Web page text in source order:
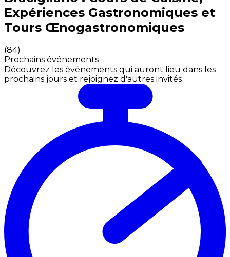
Expériences Gastronomiques et
Tours Œnogastronomiques
(84)
Prochains événements
Découvrez les événements qui auront lieu dans les
prochains jours et rejoignez d'autres invités